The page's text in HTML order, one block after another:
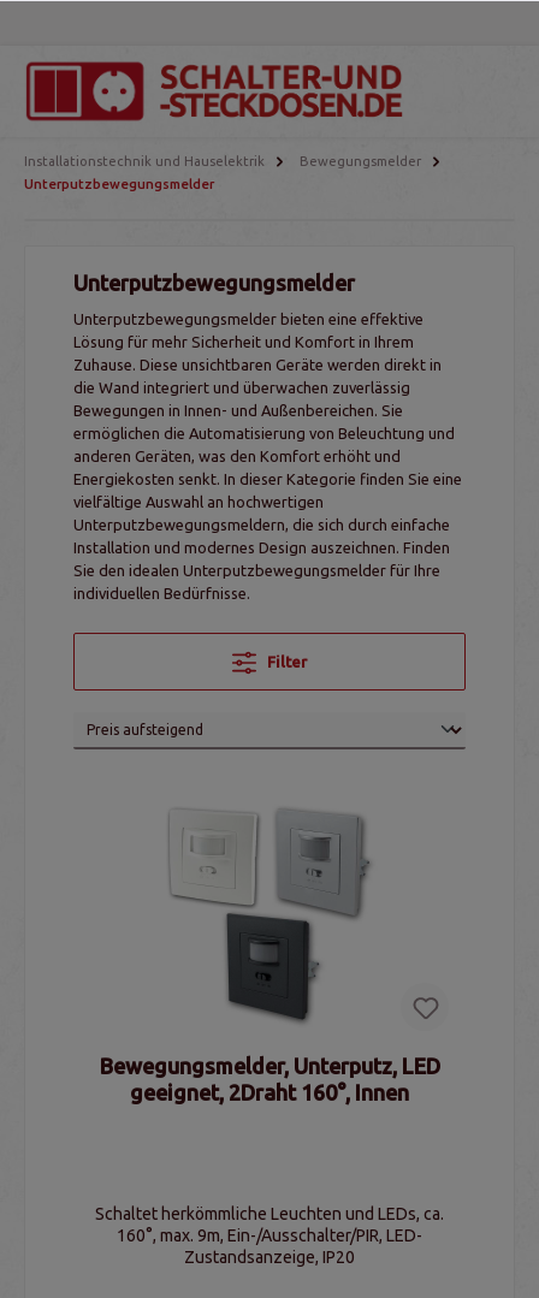
Installationstechnik und Hauselektrik
Bewegungsmelder
Unterputzbewegungsmelder
Unterputzbewegungsmelder
Unterputzbewegungsmelder bieten eine effektive
Lösung für mehr Sicherheit und Komfort in Ihrem
Zuhause. Diese unsichtbaren Geräte werden direkt in
die Wand integriert und überwachen zuverlässig
Bewegungen in Innen- und Außenbereichen. Sie
ermöglichen die Automatisierung von Beleuchtung und
anderen Geräten, was den Komfort erhöht und
Energiekosten senkt. In dieser Kategorie finden Sie eine
vielfältige Auswahl an hochwertigen
Unterputzbewegungsmeldern, die sich durch einfache
Installation und modernes Design auszeichnen. Finden
Sie den idealen Unterputzbewegungsmelder für Ihre
individuellen Bedürfnisse.
Filter
Bewegungsmelder, Unterputz, LED
geeignet, 2Draht 160°, Innen
Schaltet herkömmliche Leuchten und LEDs, ca.
160°, max. 9m, Ein-/Ausschalter/PIR, LED-
Zustandsanzeige, IP20